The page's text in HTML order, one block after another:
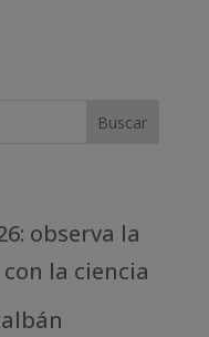
observa la
la ciencia